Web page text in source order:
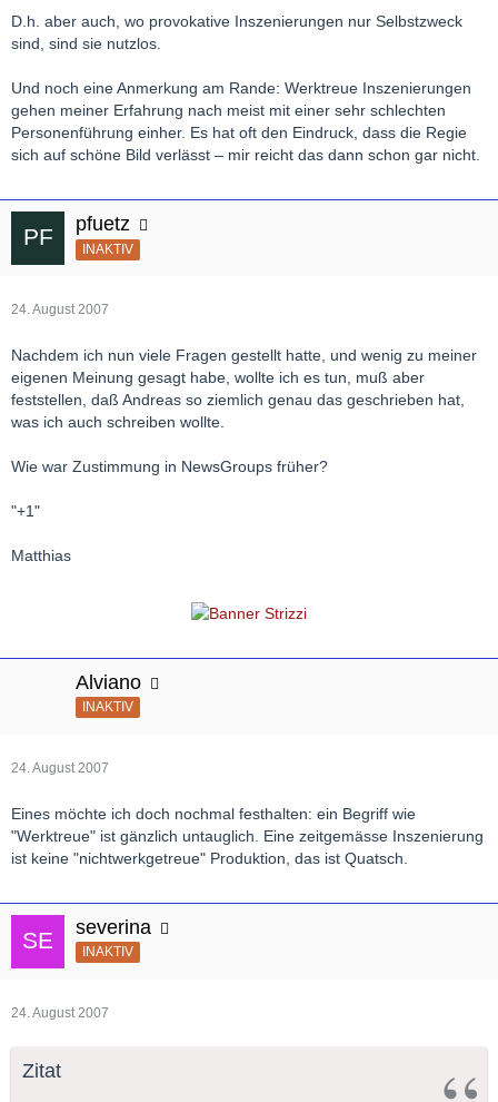
D.h. aber auch, wo provokative Inszenierungen nur Selbstzweck
sind, sind sie nutzlos.
Und noch eine Anmerkung am Rande: Werktreue Inszenierungen
gehen meiner Erfahrung nach meist mit einer sehr schlechten
Personenführung einher. Es hat oft den Eindruck, dass die Regie
sich auf schöne Bild verlässt – mir reicht das dann schon gar nicht.
pfuetz
INAKTIV
24. August 2007
Nachdem ich nun viele Fragen gestellt hatte, und wenig zu meiner
eigenen Meinung gesagt habe, wollte ich es tun, muß aber
feststellen, daß Andreas so ziemlich genau das geschrieben hat,
was ich auch schreiben wollte.
Wie war Zustimmung in NewsGroups früher?
"+1"
Matthias
Alviano
INAKTIV
24. August 2007
Eines möchte ich doch nochmal festhalten: ein Begriff wie
"Werktreue" ist gänzlich untauglich. Eine zeitgemässe Inszenierung
ist keine "nichtwerkgetreue" Produktion, das ist Quatsch.
severina
INAKTIV
24. August 2007
Zitat